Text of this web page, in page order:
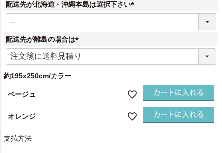
配送先が北海道・沖縄本島は選択下さい
(
配送先が離島の場合は
(
必
約195x250cm/カラー
ベージュ
オレンジ
支払方法